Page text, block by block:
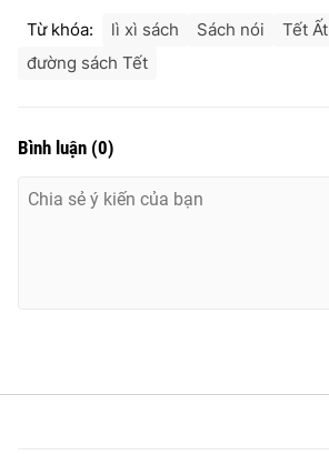
Từ khóa: lì xì sách Sách nói
Tết
đường sách Tết
Bình luận (0)